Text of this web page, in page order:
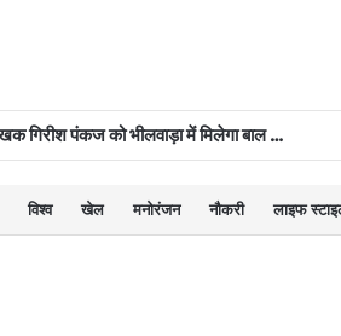
वरिष्ठ पत्रकार और लेखक गिरीश पंकज को भीलवाड़ा में मिलेगा बाल साहित्य सम्मान
विश्व खेल मनोरंजन नौकरी लाइफ